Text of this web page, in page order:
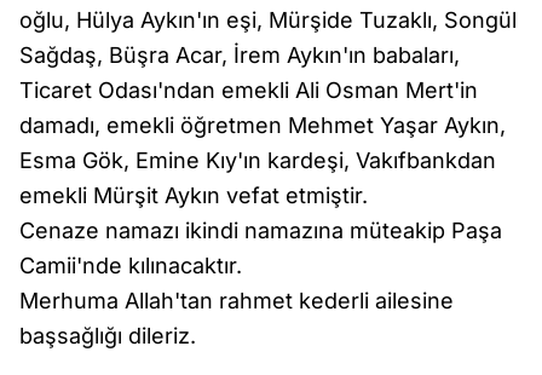
oğlu, Hülya Aykın'ın eşi, Mürşide Tuzaklı, Songül
Sağdaş, Büşra Acar, İrem Aykın'ın babaları,
Ticaret Odası'ndan emekli Ali Osman Mert'in
damadı, emekli öğretmen Mehmet Yaşar Aykın,
Esma Gök, Emine Kıy'ın kardeşi, Vakıfbankdan
emekli Mürşit Aykın vefat etmiştir.
Cenaze namazı ikindi namazına müteakip Paşa
Camii'nde kılınacaktır.
Merhuma Allah'tan rahmet kederli ailesine
başsağlığı dileriz.